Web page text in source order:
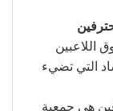
اللاعبين
التي تضيء
هي جمعية